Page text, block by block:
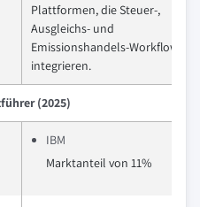
Plattformen, die Steuer-,
Ausgleichs- und
Emissionshandels-Workflows
integrieren.
(2025)
IBM
Marktanteil von 11%